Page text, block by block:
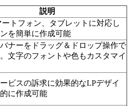
説明
ートフォン、タブレットに対応し
を簡単に作成可能
ナーをドラッグ＆ドロップ操作で
文字のフォントや色もカスタマイ
ビスの訴求に効果的なLPデザイ
に作成可能